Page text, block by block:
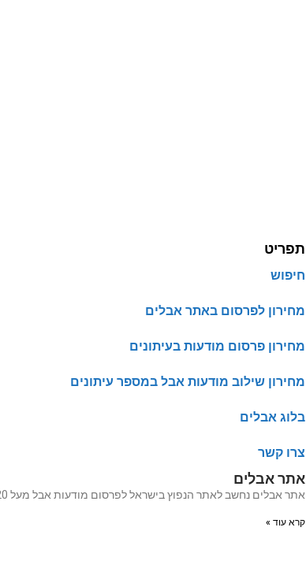
תפריט
חיפוש
מחירון לפרסום באתר אבלים
מחירון פרסום מודעות בעיתונים
מחירון שילוב מודעות אבל במספר עיתונים
בלוג אבלים
צרו קשר
אתר אבלים
אתר אבלים נחשב לאתר הנפוץ בישראל לפרסום מודעות אבל מעל 20 שנה האתר עבר לאחרונה שדרוג מערכות על מנת שכל
קרא עוד »